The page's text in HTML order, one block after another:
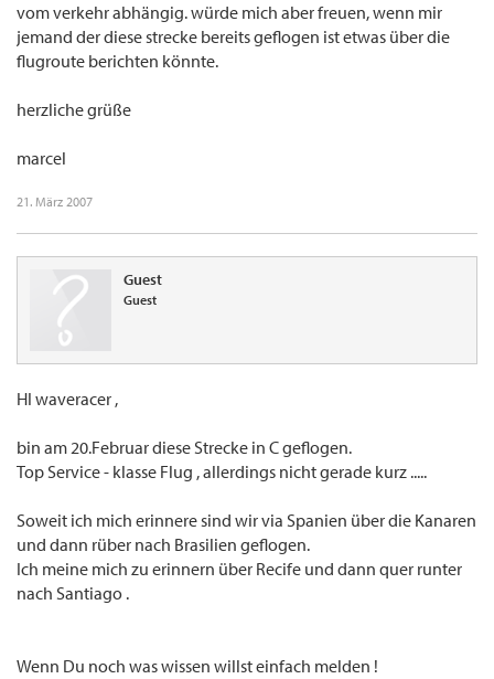
vom verkehr abhängig. würde mich aber freuen, wenn mir
jemand der diese strecke bereits geflogen ist etwas über die
flugroute berichten könnte.
herzliche grüße
marcel
21. März 2007
Guest
Guest
HI waveracer ,
bin am 20.Februar diese Strecke in C geflogen.
Top Service - klasse Flug , allerdings nicht gerade kurz .....
Soweit ich mich erinnere sind wir via Spanien über die Kanaren
und dann rüber nach Brasilien geflogen.
Ich meine mich zu erinnern über Recife und dann quer runter
nach Santiago .
Wenn Du noch was wissen willst einfach melden !